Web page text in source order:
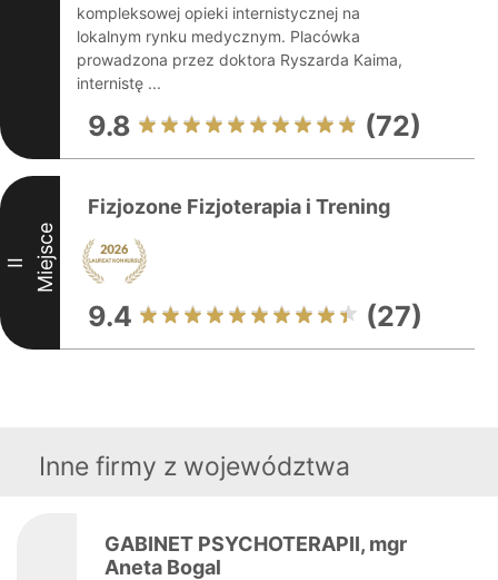
kompleksowej opieki internistycznej na
lokalnym rynku medycznym. Placówka
prowadzona przez doktora Ryszarda Kaima,
internistę ...
9.8 (72)
II Miejsce
Fizjozone Fizjoterapia i Trening
9.4 (27)
Inne firmy z województwa
GABINET PSYCHOTERAPII, mgr
Aneta Bogal